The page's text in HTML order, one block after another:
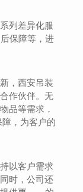
列差异化服
保障等，进
，西安吊装
作伙伴。无
品等需求，
，为客户的
以客户需求
时，公司还